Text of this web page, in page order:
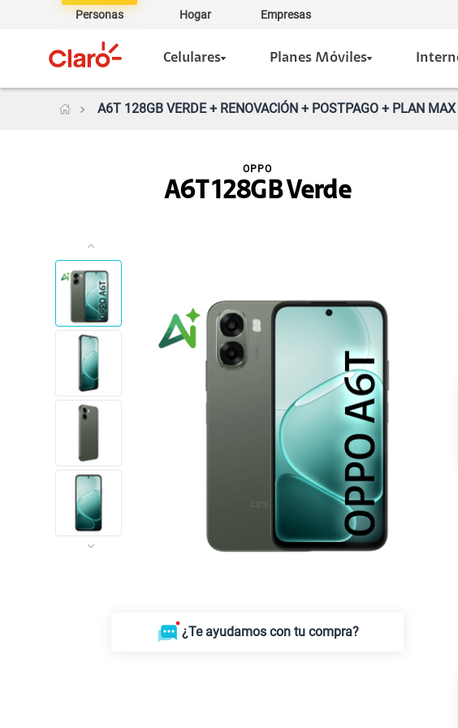
Personas Hogar Empresas
Celulares Planes Móviles
A6T 128GB VERDE + RENOVACIÓN + POSTPAGO + PLAN
A6T 128GB Verde
OPPO
¿Te ayudamos con tu compra?